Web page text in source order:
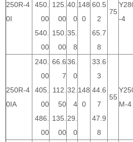
250R-4
0I
450.
00
540.
00
125.
00
150.
00
40.
0
35.
8
148
0
60.5
2
65.7
8
75
-4
250R-4
0IA
240.
00
405.
00
486.
00
66.6
7
112.
50
135.
00
36.
0
32.
4
29.
0
148
0
33.6
3
44.6
7
47.9
8
55
M-4